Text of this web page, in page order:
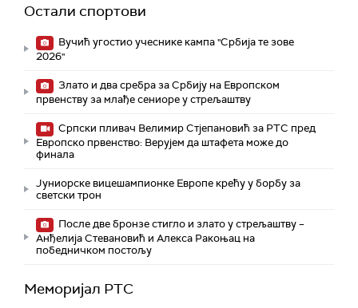
Остали спортови
Вучић угостио учеснике кампа "Србија те зове
2026"
Злато и два сребра за Србију на Европском
првенству за млађе сениоре у стрељаштву
Српски пливач Велимир Стјепановић за РТС пред
Европско првенство: Верујем да штафета може до
финала
Јуниорске вицешампионке Европе крећу у борбу за
светски трон
После две бронзе стигло и злато у стрељаштву –
Анђелија Стевановић и Алекса Ракоњац на
победничком постољу
Меморијал РТС